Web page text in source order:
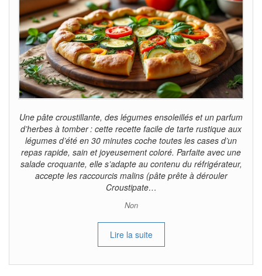
Une pâte croustillante, des légumes ensoleillés et un parfum
d’herbes à tomber : cette recette facile de tarte rustique aux
légumes d’été en 30 minutes coche toutes les cases d’un
repas rapide, sain et joyeusement coloré. Parfaite avec une
salade croquante, elle s’adapte au contenu du réfrigérateur,
accepte les raccourcis malins (pâte prête à dérouler
Croustipate…
Non
Lire la suite